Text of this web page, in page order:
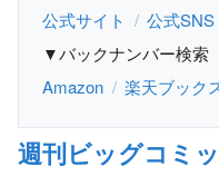
公式サイト
公式SNS
▼バックナンバー検索
Amazon
楽天ブック
週刊ビッグコミ